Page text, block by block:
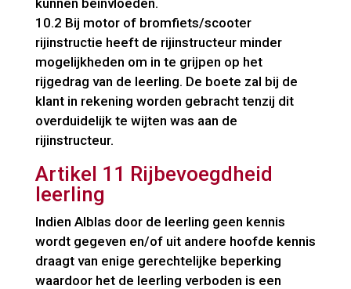
kunnen beïnvloeden.
10.2 Bij motor of bromfiets/scooter
rijinstructie heeft de rijinstructeur minder
mogelijkheden om in te grijpen op het
rijgedrag van de leerling. De boete zal bij de
klant in rekening worden gebracht tenzij dit
overduidelijk te wijten was aan de
rijinstructeur.
Artikel 11 Rijbevoegdheid
leerling
Indien Alblas door de leerling geen kennis
wordt gegeven en/of uit andere hoofde kennis
draagt van enige gerechtelijke beperking
waardoor het de leerling verboden is een